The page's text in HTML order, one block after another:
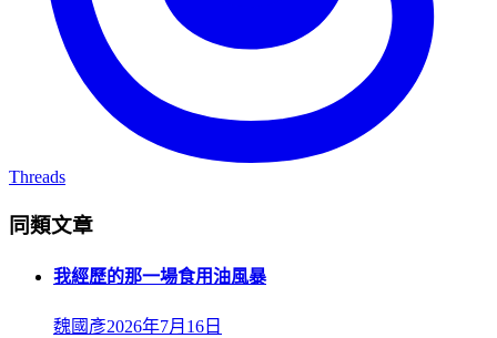
Threads
同類文章
我經歷的那一場食用油風暴
魏國彥2026年7月16日